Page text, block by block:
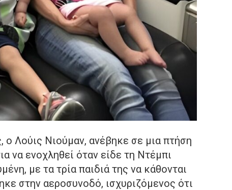
ο Λούις Νιούμαν, ανέβηκε σε μια πτήση
να ενοχληθεί όταν είδε τη Ντέμπι
με τα τρία παιδιά της να κάθονται
στην αεροσυνοδό, ισχυριζόμενος ότι